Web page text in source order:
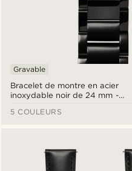
Bracelet de montre en acier
inoxydable noir de 24 mm -
Gravable
5 COULEURS